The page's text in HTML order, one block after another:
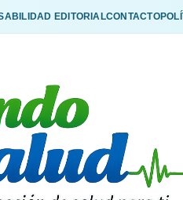
EDITORIALCONTACTO